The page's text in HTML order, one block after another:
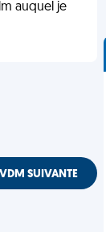
auquel je
VDM SUIVANTE